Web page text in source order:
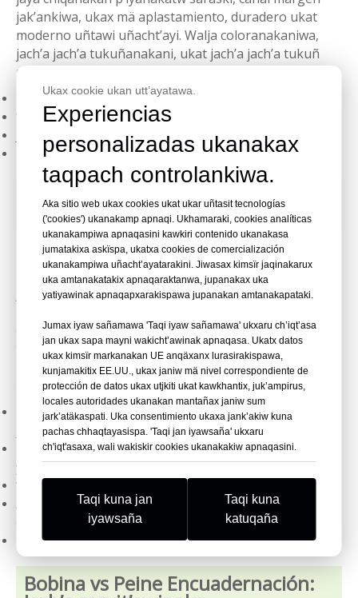
jak’ankiwa, ukax mä aplastamiento, duradero ukat
moderno uñtawi uñacht’ayi. Walja coloranakaniwa,
jach’a jach’a tukuñanakani, ukat jach’a jach’a tukuñ
proyectos ukanakatakix qullqit aski ajlliwiwa.
Diseño a prueba de tritural ukat jan ch’amanïki
Walja coloranaka, tama, ukat pitch ukanakaw utji
Jichha pacha, q’uma estética
Económico ukaxa jach’a escala uñakipañataki
Plástico Peine Encuadernación
ukax mä juk’a pachanakanwa
Plástico peine encuadernación ukax mä filamento
ukampiw apnaqasi, ukax sapa kutiw kisunakax
jaljtayata, ukax jist’arasispawa pankanakar
documentonakatakix wali askiwa, kunatix machaqar
tukuyañaw wakisi. Ukax columna vertebral imprenta
ukar yanapt’i, walja coloranakaniwa, ukatx páginas
alineación ukarux asegura.
Pankanak yapxatañataki jan ukax apsuñatakix jist’arañax
jasakiwa
Imprenta columna vertebral ukax personalización ukatakiw
yanapt’i
Walja saminakaniwa
Asegura perfecta alineación de páginas ukaxa mä suma
Mä juk’a pachatakix qullqix wali askiwa
Bobina vs Peine Encuadernación:
Ukax cookie ukan utt’ayatawa.
Experiencias
personalizadas ukanakax
taqpach controlankiwa.
Aka sitio web ukax cookies ukat ukar uñtasit tecnologías
('cookies') ukanakamp apnaqi. Ukhamaraki, cookies analíticas
ukanakampiwa apnaqasini kawkiri contenido ukanakasa
jumatakixa askïspa, ukatxa cookies de comercialización
ukanakampiwa uñacht’ayatarakini. Jiwasax kimsïr jaqinakarux
uka amtanakatakix apnaqaraktanwa, jupanakax uka
yatiyawinak apnaqapxarakispawa jupanakan amtanakapataki.
Jumax iyaw sañamawa 'Taqi iyaw sañamawa' ukxaru ch’iqt’asa
jan ukax sapa mayni wakicht’awinak apnaqasa. Ukatx datos
ukax kimsïr markanakan UE anqäxanx lurasirakispawa,
kunjamakitix EE.UU., ukax janiw mä nivel correspondiente de
protección de datos ukax utjkiti ukat kawkhantix, juk’ampirus,
locales autoridades ukanakan mantañax janiw sum
jark’atäkaspati. Uka consentimiento ukaxa jank’akiw kuna
pachas chhaqtayasispa. 'Taqi jan iyawsaña' ukxaru
ch'iqt'asaxa, wali wakiskir cookies ukanakakiw apnaqasini.
Taqi kuna jan
iyawsaña
Taqi kuna
katuqaña